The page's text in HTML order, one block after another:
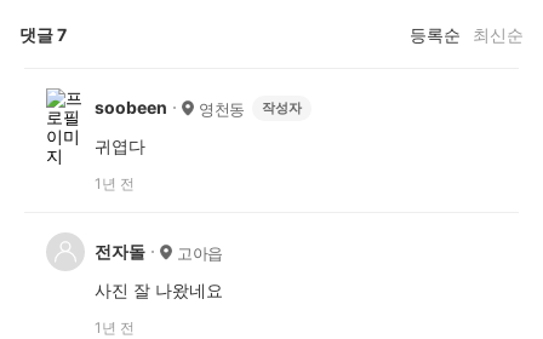
댓글7 등록순 최신순
soobeen 영천동 작성자
귀엽다
1년 전
전자돌 고아읍
사진 잘 나왔네요
1년 전